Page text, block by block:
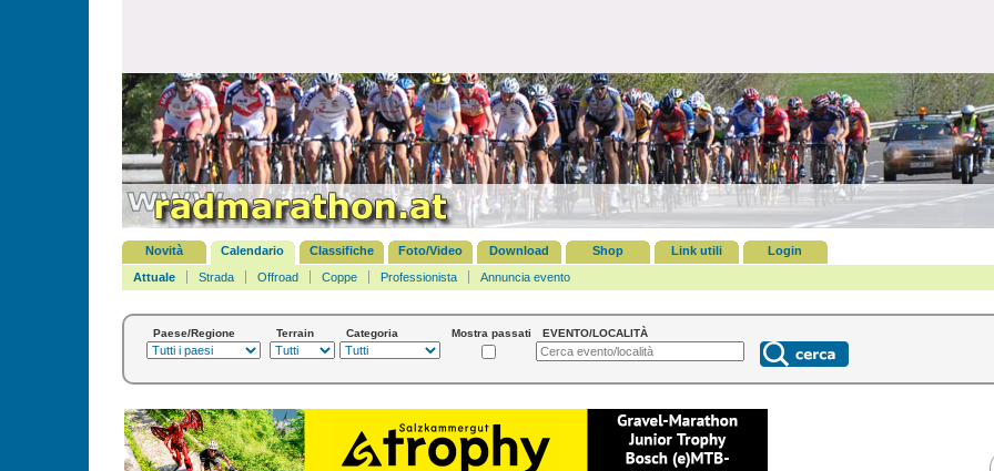
Novità Calendario Classifiche Foto/Video Download Shop Link utili
Login
Attuale
Strada Offroad Coppe Professionista Annuncia evento
Paese/Regione Terrain Categoria Mostra passati EVENTO/LOCALITÀ